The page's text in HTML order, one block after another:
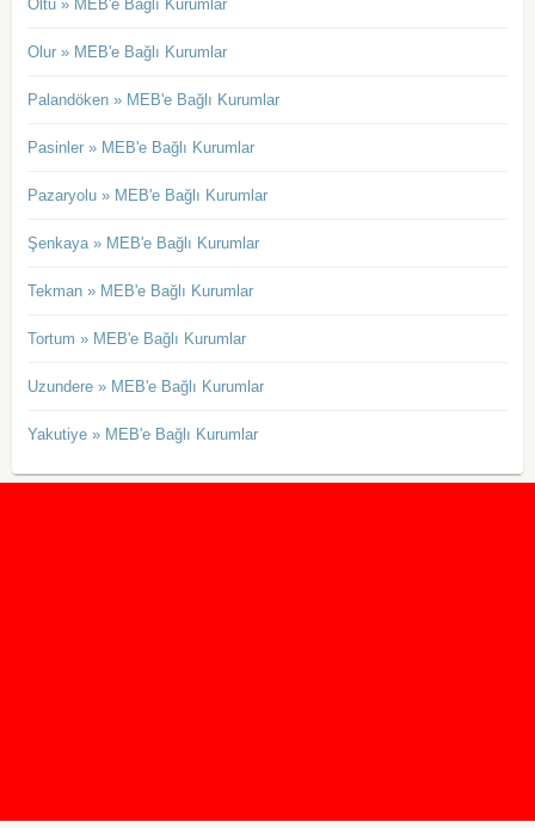
Oltu » MEB'e Bağlı Kurumlar
Olur » MEB'e Bağlı Kurumlar
Palandöken » MEB'e Bağlı Kurumlar
Pasinler » MEB'e Bağlı Kurumlar
Pazaryolu » MEB'e Bağlı Kurumlar
Şenkaya » MEB'e Bağlı Kurumlar
Tekman » MEB'e Bağlı Kurumlar
Tortum » MEB'e Bağlı Kurumlar
Uzundere » MEB'e Bağlı Kurumlar
Yakutiye » MEB'e Bağlı Kurumlar